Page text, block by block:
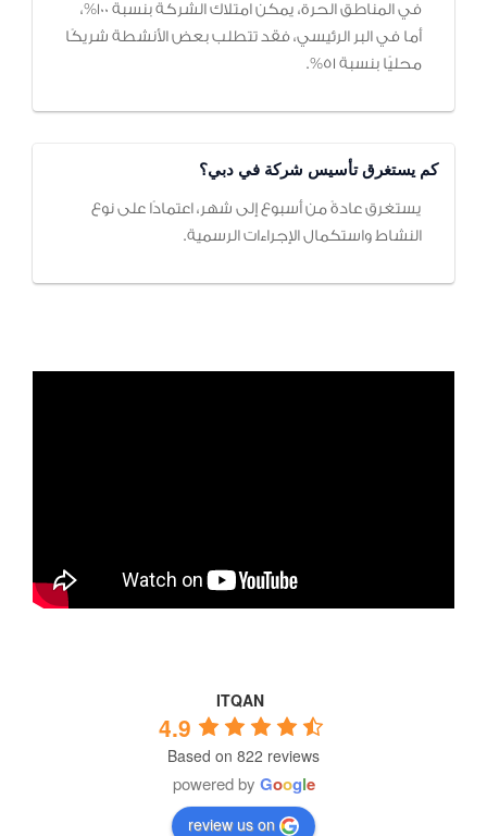
في المناطق الحرة، يمكن امتلاك الشركة بنسبة 100%،
أما في البر الرئيسي، فقد تتطلب بعض الأنشطة شريكًا
محليًا بنسبة 51%.
كم يستغرق تأسيس شركة في دبي؟
يستغرق عادةً من أسبوع إلى شهر، اعتمادًا على نوع
النشاط واستكمال الإجراءات الرسمية.
ITQAN
4.9
Based on 822 reviews
powered by Google
review us on